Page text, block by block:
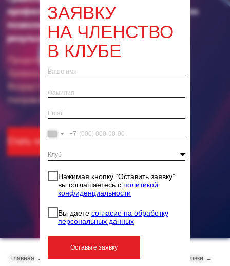
+7
Нажимая кнопку “Оставить заявку”
вы соглашаетесь с политикой
конфиденциальности
Вы даете согласие на обработку
персональных данных
Оставьте заявку
ЗАЯВКУ
НА ЧЛЕНСТВО
В КЛУБЕ
Стать членом клуба
Функциональные тренировки
Главная → Фитнес-программы → Функциональные тренировки →